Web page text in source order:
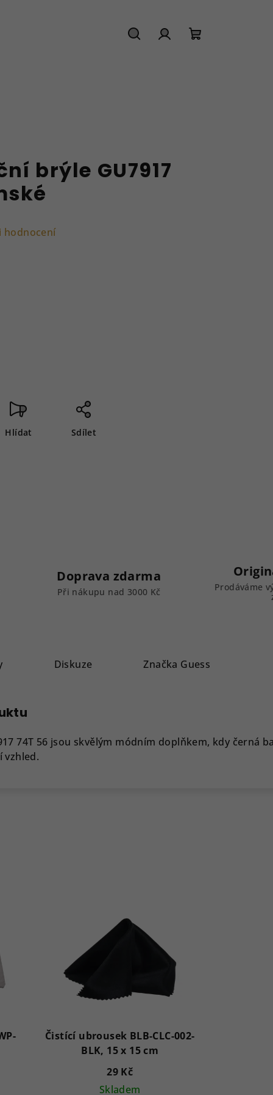
brýle GU7917
hodnocení
Hlídat Sdílet
Doprava zdarma
Při nákupu nad 3000 Kč
Prodáváme
Diskuze Značka Guess
74T 56 jsou skvělým módním doplňkem, kdy černá
vzhled.
Čistící ubrousek BLB-CLC-002-
BLK, 15 x 15 cm
29 Kč
Skladem